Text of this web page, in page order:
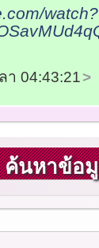
า 04:43:21
ค้นหาข้อ